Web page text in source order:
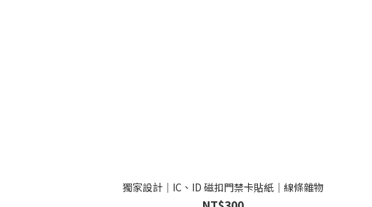
獨家設計｜IC、ID 磁扣門禁卡貼紙｜線條雜物